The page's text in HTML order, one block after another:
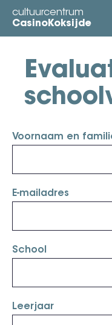
Overslaan
naar
inhoud
cultuurcentrum
CasinoKoksijde
Voornaam en
E-mailadres
School
Leerjaar